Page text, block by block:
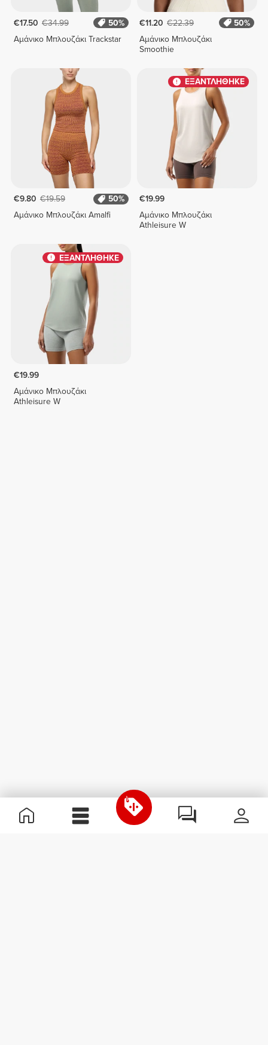
€17.50 €34.99
50%
Αμάνικο Μπλουζάκι Trackstar
€11.20 €22.39
50%
Αμάνικο Μπλουζάκι
Smoothie
€9.80 €19.59
50%
Αμάνικο Μπλουζάκι Amalfi
ΕΞΑΝΤΛΗΘΗΚΕ
€19.99
Αμάνικο Μπλουζάκι
Athleisure W
ΕΞΑΝΤΛΗΘΗΚΕ
€19.99
Αμάνικο Μπλουζάκι
Athleisure W